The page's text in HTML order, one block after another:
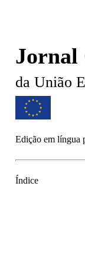
Jornal
da União
Edição em língua
Índice